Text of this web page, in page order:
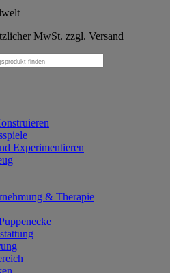
MwSt. zzgl. Versand
Experimentieren
& Therapie